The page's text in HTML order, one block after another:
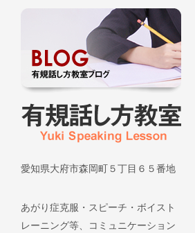
愛知県大府市森岡町５丁目６５番地
あがり症克服・スピーチ・ボイスト
レーニング等、コミュニケーション